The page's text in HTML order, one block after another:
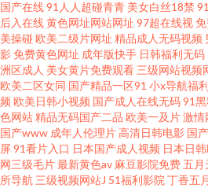
国产在线91人人超碰青青 美女白丝18禁
后入在线黄色网址网站网址 97超在线视
美操碰 欧美二级片网址 精品成人无码视频
影免费黄色网址 成年版快手 日韩福利无码
洲区成人 美女黄片免费观看 三级网站视频
欧美二区女同 国产精品一区91 小x导航福利
频 欧美日韩小视频 国产成人在线无码91
色网站精品无码国产二品 欧美一及片激情
国产www 成年人伦理片高清日韩电影 国
屏91看片入口 日本国产成人视频 日本日
网三级毛片最新黄色av 麻豆影院免费 五月
所导航 三级视频网站J 51福利影院 丁香五